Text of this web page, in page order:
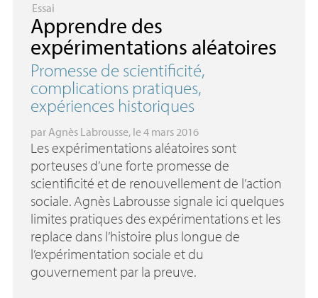
Essai
Apprendre des
expérimentations aléatoires
Promesse de scientificité,
complications pratiques,
expériences historiques
parAgnès Labrousse, le 4 mars 2016
Les expérimentations aléatoires sont
porteuses d’une forte promesse de
scientificité et de renouvellement de l’action
sociale. Agnès Labrousse signale ici quelques
limites pratiques des expérimentations et les
replace dans l’histoire plus longue de
l’expérimentation sociale et du
gouvernement par la preuve.